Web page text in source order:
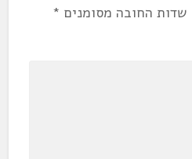
שדות החובה מסומנים *